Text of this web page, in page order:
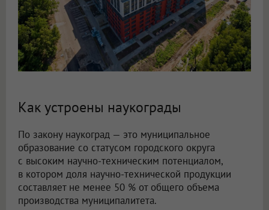
Как устроены наукограды
По закону наукоград — это муниципальное
образование со статусом городского округа
с высоким научно-техническим потенциалом,
в котором доля научно-технической продукции
составляет не менее 50 % от общего объема
производства муниципалитета.